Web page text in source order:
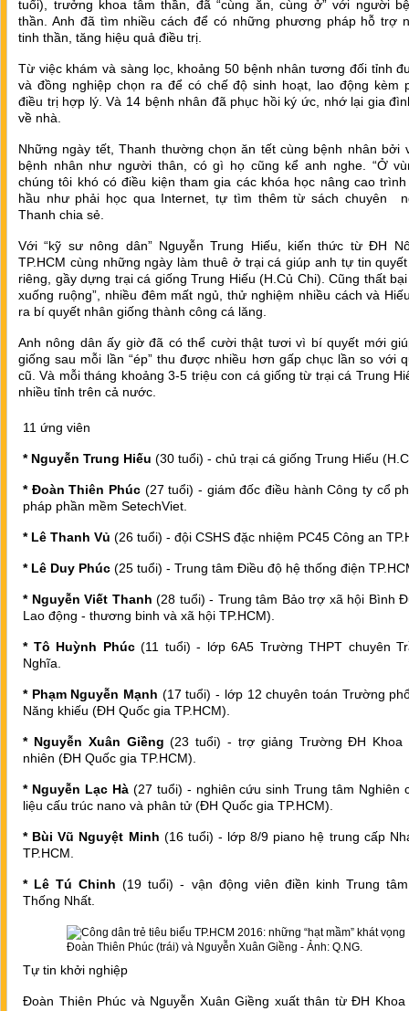
tuổi), trưởng khoa tâm thần, đã “cùng ăn, cùng ở” với người
thần. Anh đã tìm nhiều cách để có những phương pháp hỗ trợ
tinh thần, tăng hiệu quả điều trị.
Từ việc khám và sàng lọc, khoảng 50 bệnh nhân tương đối tỉnh
và đồng nghiệp chọn ra để có chế độ sinh hoạt, lao động kèm
điều trị hợp lý. Và 14 bệnh nhân đã phục hồi ký ức, nhớ lại gia
về nhà.
Những ngày tết, Thanh thường chọn ăn tết cùng bệnh nhân bởi
bệnh nhân như người thân, có gì họ cũng kể anh nghe. “Ở
chúng tôi khó có điều kiện tham gia các khóa học nâng cao
hầu như phải học qua Internet, tự tìm thêm từ sách chuyên
Thanh chia sẻ.
Với “kỹ sư nông dân” Nguyễn Trung Hiếu, kiến thức từ ĐH
TP.HCM cùng những ngày làm thuê ở trại cá giúp anh tự tin
riêng, gầy dựng trại cá giống Trung Hiếu (H.Củ Chi). Cũng thất
xuống ruộng”, nhiều đêm mất ngủ, thử nghiệm nhiều cách và
ra bí quyết nhân giống thành công cá lăng.
Anh nông dân ấy giờ đã có thể cười thật tươi vì bí quyết mới
giống sau mỗi lần “ép” thu được nhiều hơn gấp chục lần so với
cũ. Và mỗi tháng khoảng 3-5 triệu con cá giống từ trại cá Trung
nhiều tỉnh trên cả nước.
11 ứng viên
* Nguyễn Trung Hiếu (30 tuổi) - chủ trại cá giống Trung Hiếu
* Đoàn Thiên Phúc (27 tuổi) - giám đốc điều hành Công ty cổ
pháp phần mềm SetechViet.
* Lê Thanh Vủ (26 tuổi) - đội CSHS đặc nhiệm PC45 Công an
* Lê Duy Phúc (25 tuổi) - Trung tâm Điều độ hệ thống điện
* Nguyễn Viết Thanh (28 tuổi) - Trung tâm Bảo trợ xã hội Bình
Lao động - thương binh và xã hội TP.HCM).
* Tô Huỳnh Phúc(11 tuổi) - lớp 6A5 Trường THPT chuyên
Nghĩa.
* Phạm Nguyễn Mạnh (17 tuổi) - lớp 12 chuyên toán Trường
Năng khiếu (ĐH Quốc gia TP.HCM).
* Nguyễn Xuân Giềng (23 tuổi) - trợ giảng Trường ĐH Khoa
nhiên (ĐH Quốc gia TP.HCM).
* Nguyễn Lạc Hà(27 tuổi) - nghiên cứu sinh Trung tâm Nghiên
liệu cấu trúc nano và phân tử (ĐH Quốc gia TP.HCM).
* Bùi Vũ Nguyệt Minh (16 tuổi) - lớp 8/9 piano hệ trung cấp
TP.HCM.
* Lê Tú Chinh (19 tuổi) - vận động viên điền kinh Trung
Thống Nhất.
Đoàn Thiên Phúc (trái) và Nguyễn Xuân Giềng - Ảnh: Q.NG.
Tự tin khởi nghiệp
Đoàn Thiên Phúc và Nguyễn Xuân Giềng xuất thân từ ĐH